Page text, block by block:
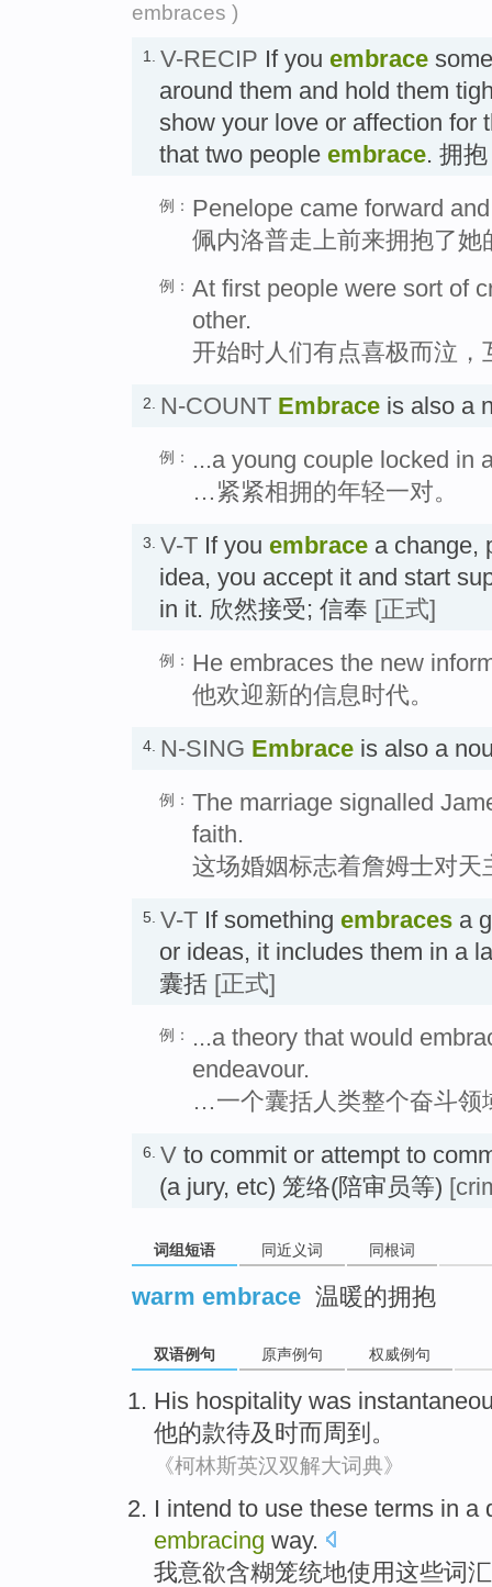
embraces )
1. V-RECIP If you embrace
around them and hold them
show your love or affection for
that two people embrace. 拥抱
例： Penelope came forward
佩内洛普走上前来拥抱了她
例： At first people were sort of
other.
开始时人们有点喜极而泣，
2. N-COUNT Embrace is also a
例：
...a young couple locked in
…紧紧相拥的年轻一对。
3. V-T If you embrace a change,
idea, you accept it and start
in it. 欣然接受; 信奉 [正式]
例： He embraces the new
他欢迎新的信息时代。
4. N-SING Embrace is also a
例： The marriage signalled
faith.
这场婚姻标志着詹姆士对天
5. V-T If something embraces a
or ideas, it includes them in a
囊括 [正式]
例：
...a theory that would
endeavour.
…一个囊括人类整个奋斗领
6. V to commit or attempt to
(a jury, etc) 笼络(陪审员等)
词组短语 同近义词 同根词
warm embrace 温暖的拥抱
双语例句 原声例句 权威例句
His hospitality was
他的款待及时而周到 。
《柯林斯英汉双解大词典》
I intend to use these terms in a
embracing way.
我意欲含糊笼统地使用这些词汇